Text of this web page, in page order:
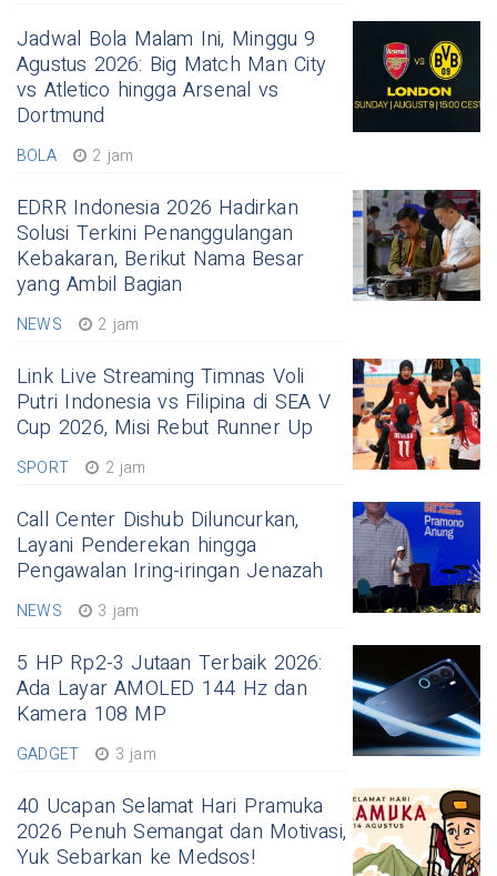
Jadwal Bola Malam Ini, Minggu 9
Agustus 2026: Big Match Man City
vs Atletico hingga Arsenal vs
Dortmund
BOLA 2 jam
EDRR Indonesia 2026 Hadirkan
Solusi Terkini Penanggulangan
Kebakaran, Berikut Nama Besar
yang Ambil Bagian
NEWS 2 jam
Link Live Streaming Timnas Voli
Putri Indonesia vs Filipina di SEA V
Cup 2026, Misi Rebut Runner Up
SPORT 2 jam
Call Center Dishub Diluncurkan,
Layani Penderekan hingga
Pengawalan Iring-iringan Jenazah
NEWS 3 jam
5 HP Rp2-3 Jutaan Terbaik 2026:
Ada Layar AMOLED 144 Hz dan
Kamera 108 MP
GADGET 3 jam
40 Ucapan Selamat Hari Pramuka
2026 Penuh Semangat dan Motivasi,
Yuk Sebarkan ke Medsos!